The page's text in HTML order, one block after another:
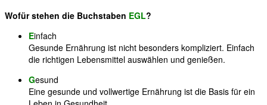
Wofür stehen die Buchstaben EGL?
Einfach
Gesunde Ernährung ist nicht besonders kompliziert. Einfach
die richtigen Lebensmittel auswählen und genießen.
Gesund
Eine gesunde und vollwertige Ernährung ist die Basis für ein